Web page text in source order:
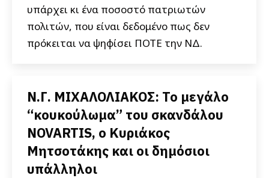
υπάρχει κι ένα ποσοστό πατριωτών
πολιτών, που είναι δεδομένο πως δεν
πρόκειται να ψηφίσει ΠΟΤΕ την ΝΔ.
Ν.Γ. ΜΙΧΑΛΟΛΙΑΚΟΣ: Το μεγάλο
“κουκούλωμα” του σκανδάλου
NOVARTIS, ο Κυριάκος
Μητσοτάκης και οι δημόσιοι
υπάλληλοι